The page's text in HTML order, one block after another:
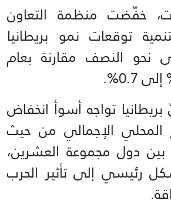
خفّضت منظمة التعاون
توقعات نمو بريطانيا
2026 إلى نحو النصف مقارنة بعام
تواجه أسوأ انخفاض
المحلي الإجمالي من حيث
بين دول مجموعة العشرين،
رئيسي إلى تأثير الحرب